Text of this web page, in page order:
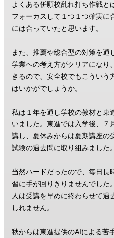
よくある併願校乱れ打ち作戦と
フォーカスして１つ１つ確実に
には合っていたと思います。
また、推薦や総合型の対策を通
学業への考え方がクリアになり
きるので、安全校でもこういう
はいかがでしょうか。
私は１年を通し学校の教材と東
いました。東進では入学後、７
講し、夏休みからは夏期講座の
試験の過去問に取り組みました。
当然ハードだったので、毎日長
習に手が回りきりませんでした
人は受講を早めに終わらせて過
しれません。
秋からは東進提供のAIによる苦